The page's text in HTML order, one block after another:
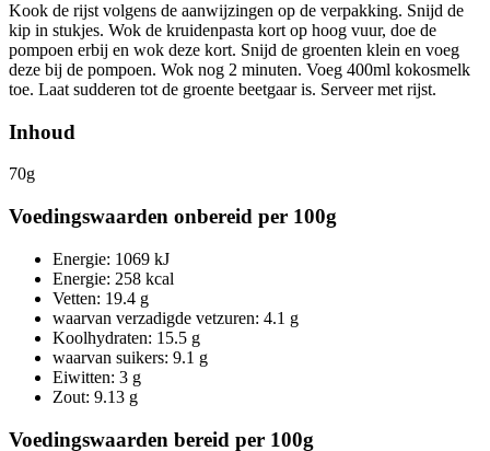
Kook de rijst volgens de aanwijzingen op de verpakking. Snijd de
kip in stukjes. Wok de kruidenpasta kort op hoog vuur, doe de
pompoen erbij en wok deze kort. Snijd de groenten klein en voeg
deze bij de pompoen. Wok nog 2 minuten. Voeg 400ml kokosmelk
toe. Laat sudderen tot de groente beetgaar is. Serveer met rijst.
Inhoud
70g
Voedingswaarden onbereid per 100g
Energie: 1069 kJ
Energie: 258 kcal
Vetten: 19.4 g
waarvan verzadigde vetzuren: 4.1 g
Koolhydraten: 15.5 g
waarvan suikers: 9.1 g
Eiwitten: 3 g
Zout: 9.13 g
Voedingswaarden bereid per 100g